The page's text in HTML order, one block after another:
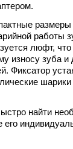
размеры
работы
люфт, что
износу зуба
Фиксатор
найти
его